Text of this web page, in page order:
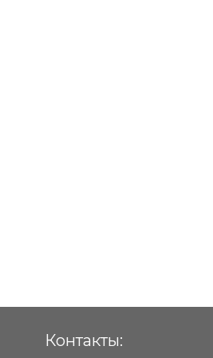
Контакты: